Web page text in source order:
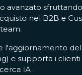
avanzato
nel B2B e
e supporta i
IA.